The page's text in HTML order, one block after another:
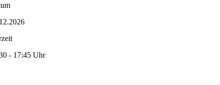
- 17:45 Uhr